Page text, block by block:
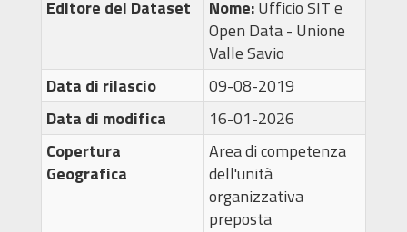
Editore del Dataset
Nome:Ufficio SIT e
Open Data - Unione
Valle Savio
Data di rilascio
09-08-2019
Data di modifica
16-01-2026
Copertura
Geografica
Area di competenza
dell'unità
organizzativa
preposta